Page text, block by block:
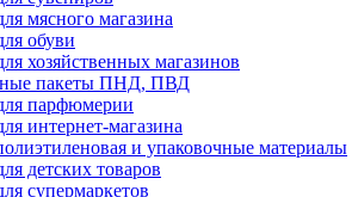
мясного магазина
обуви
хозяйственных магазинов
пакеты ПНД, ПВД
парфюмерии
интернет-магазина
и упаковочные материалы
детских товаров
супермаркетов